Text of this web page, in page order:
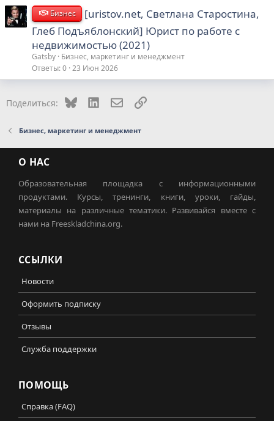
Бизнес
[uristov.net, Светлана Старостина,
Глеб Подъяблонский] Юрист по работе с
недвижимостью (2021)
Gatsby Бизнес, маркетинг и менеджмент
Ответы 0 23 Июн 2026
Поделиться: Bluesky LinkedInЭлектронная почта
Ссылка
Бизнес, маркетинг и менеджмент
О НАС
Образовательная площадка с информационными
продуктами. Курсы, тренинги, книги, уроки, гайды,
материалы на различные тематики. Развивайся вместе с
нами на Freeskladchina.org.
ССЫЛКИ
Новости
Оформить подписку
Отзывы
Служба поддержки
ПОМОЩЬ
Справка (FAQ)